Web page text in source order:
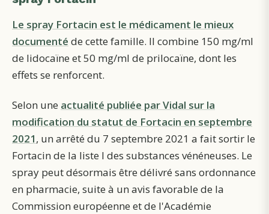
Le spray Fortacin est le médicament le mieux
documenté de cette famille. Il combine 150 mg/ml
de lidocaïne et 50 mg/ml de prilocaïne, dont les
effets se renforcent.
Selon une actualité publiée par Vidal sur la
modification du statut de Fortacin en septembre
2021, un arrêté du 7 septembre 2021 a fait sortir le
Fortacin de la liste I des substances vénéneuses. Le
spray peut désormais être délivré sans ordonnance
en pharmacie, suite à un avis favorable de la
Commission européenne et de l'Académie